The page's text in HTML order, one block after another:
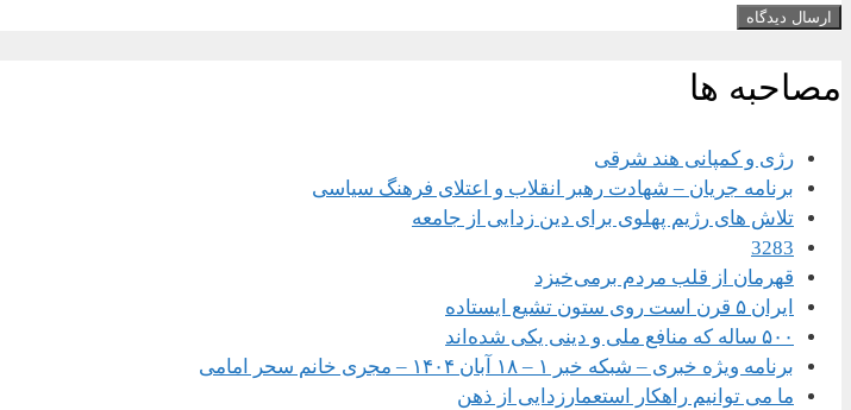
مصاحبه ها
رژی و کمپانی هند شرقی
برنامه جریان – شهادت رهبر انقلاب و اعتلای فرهنگ سیاسی
تلاش های رژیم پهلوی برای دین زدایی از جامعه
3283
قهرمان از قلب مردم برمی‌خیزد
ایران ۵ قرن است روی ستون تشیع ایستاده
۵۰۰ ساله که منافع ملی و دینی یکی شده‌اند
برنامه ویژه خبری – شبکه خبر ۱ – ۱۸ آبان ۱۴۰۴ – مجری خانم سحر امامی
ما می توانیم راهکار استعمارزدایی از ذهن